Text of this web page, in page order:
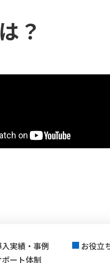
？
実績・事例
お役立
ポート体制